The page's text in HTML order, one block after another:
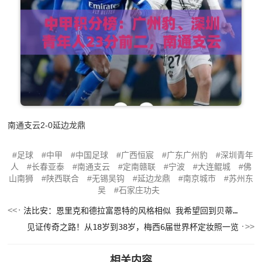
南通支云2-0延边龙鼎
足球 中甲 中国足球 广西恒宸 广东广州豹
深圳青年
人
长春亚泰 南通支云 定南赣联 宁波 大连鲲城
佛
山南狮
陕西联合 无锡吴钩 延边龙鼎 南京城市
苏州东
吴
石家庄功夫
法比安：恩里克和德拉富恩特的风格相似 我希望回到贝蒂斯退役
见证传奇之路！从18岁到38岁，梅西6届世界杯定妆照一览